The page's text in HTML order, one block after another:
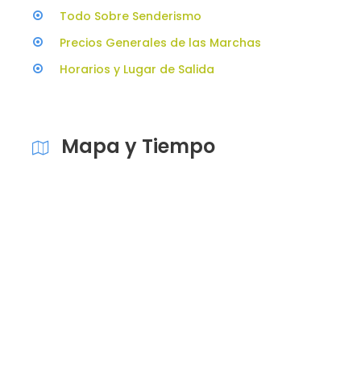
Todo Sobre Senderismo
Precios Generales de las Marchas
Horarios y Lugar de Salida
Mapa y Tiempo